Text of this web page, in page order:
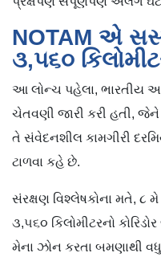
NOTAM એ
૩,૫૬૦
આ લોન્ચ પહેલા, ભારતીય
ચેતવણી જારી કરી હતી,
તે સંવેદનશીલ કામગીરી
ટાળવા કહે છે.
સંરક્ષણ વિશ્લેષકોના મતે, ૮
૩,૫૬૦ કિલોમીટરનો
મેના ઝોન કરતા બમણાથી વધુ